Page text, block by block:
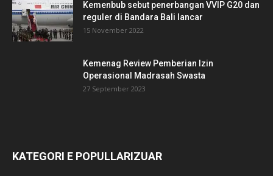
Kemenbub sebut penerbangan VVIP G20 dan
reguler di Bandara Bali lancar
15 November 2022
Kemenag Review Pemberian Izin
Operasional Madrasah Swasta
27 September 2023
KATEGORI E POPULLARIZUAR